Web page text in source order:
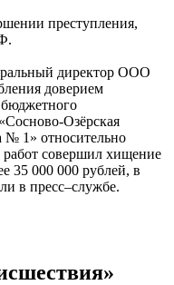
преступления,
директор ООО
доверием
Озёрская
№ 1» относительно
совершил хищение
35 000 000 рублей, в
в пресс–службе.